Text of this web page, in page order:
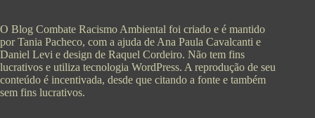
O Blog Combate Racismo Ambiental foi criado e é mantido
por Tania Pacheco, com a ajuda de Ana Paula Cavalcanti e
Daniel Levi e design de Raquel Cordeiro. Não tem fins
lucrativos e utiliza tecnologia WordPress. A reprodução de seu
conteúdo é incentivada, desde que citando a fonte e também
sem fins lucrativos.